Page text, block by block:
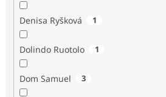
Denisa Ryšková 1
Dolindo Ruotolo 1
Dom Samuel 3